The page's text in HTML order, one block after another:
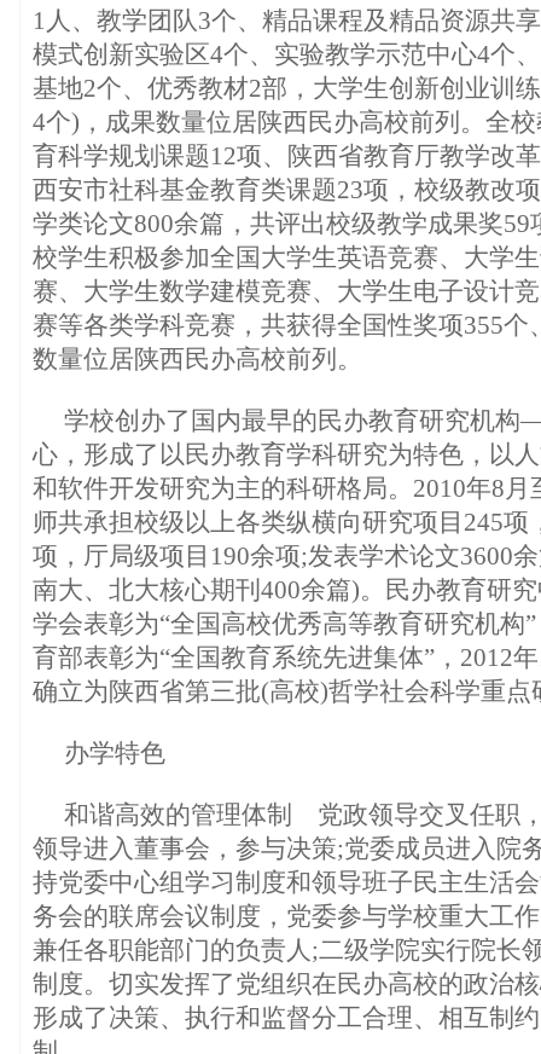
1人、教学团队3个、精品课程及精品资源共
模式创新实验区4个、实验教学示范中心4个
基地2个、优秀教材2部，大学生创新创业训
4个)，成果数量位居陕西民办高校前列。全
育科学规划课题12项、陕西省教育厅教学改
西安市社科基金教育类课题23项，校级教改
学类论文800余篇，共评出校级教学成果奖59
校学生积极参加全国大学生英语竞赛、大学
赛、大学生数学建模竞赛、大学生电子设计
赛等各类学科竞赛，共获得全国性奖项355个
数量位居陕西民办高校前列。
学校创办了国内最早的民办教育研究机
心，形成了以民办教育学科研究为特色，以
和软件开发研究为主的科研格局。2010年8月
师共承担校级以上各类纵横向研究项目245项
项，厅局级项目190余项;发表学术论文3600
南大、北大核心期刊400余篇)。民办教育研
学会表彰为“全国高校优秀高等教育研究机构
育部表彰为“全国教育系统先进集体”，2012
确立为陕西省第三批(高校)哲学社会科学重点
办学特色
和谐高效的管理体制 党政领导交叉任职
领导进入董事会，参与决策;党委成员进入院
持党委中心组学习制度和领导班子民主生活
务会的联席会议制度，党委参与学校重大工
兼任各职能部门的负责人;二级学院实行院长
制度。切实发挥了党组织在民办高校的政治
形成了决策、执行和监督分工合理、相互制